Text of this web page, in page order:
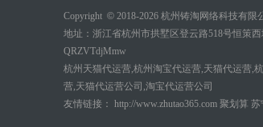
Copyright © 2018-2026 杭州铸淘网络科技有限
地址：浙江省杭州市拱墅区登云路518号恒策
QRZVTdjMmw
杭州天猫代运营,杭州淘宝代运营,天猫代运营,
营,天猫代运营公司,淘宝代运营公司
友情链接： http://www.zhutao365.com 聚划算 苏